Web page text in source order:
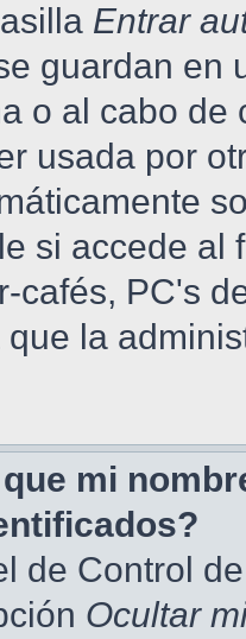
Entrar
guardan en
o al cabo de
usada por
si accede al
cafés, PC's
la
mi
de Control
Ocultar